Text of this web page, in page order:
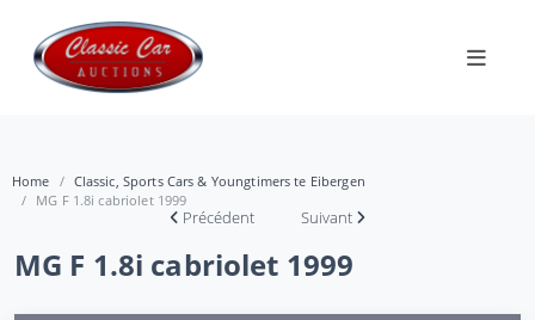
Home
Classic, Sports Cars & Youngtimers te Eibergen
MG F 1.8i cabriolet 1999
Précédent Suivant
MG F 1.8i cabriolet 1999